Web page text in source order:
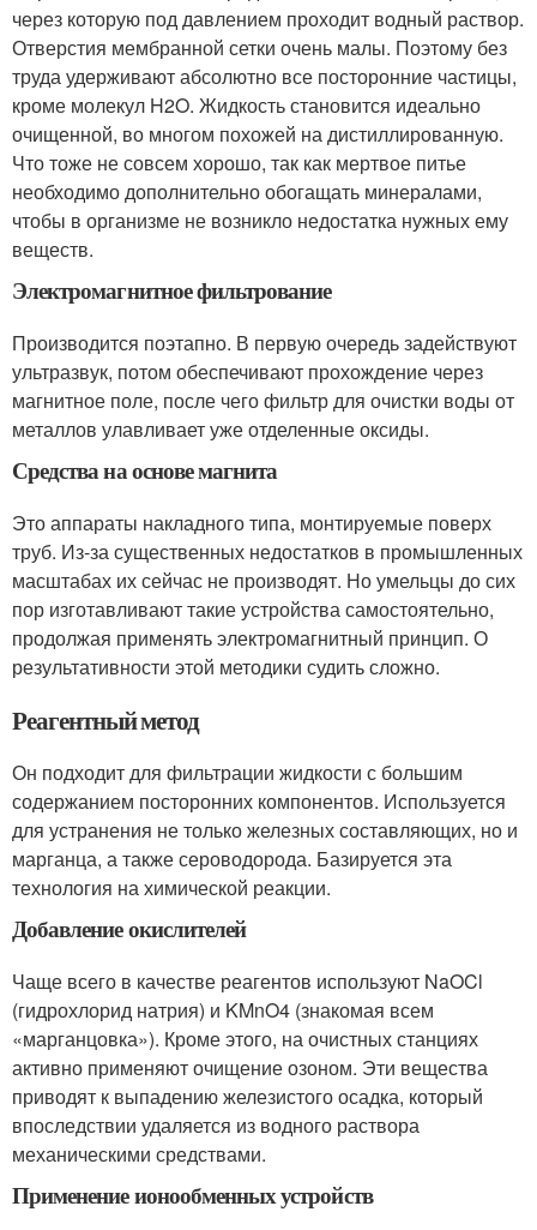
через которую под давлением проходит водный раствор.
Отверстия мембранной сетки очень малы. Поэтому без
труда удерживают абсолютно все посторонние частицы,
кроме молекул H2O. Жидкость становится идеально
очищенной, во многом похожей на дистиллированную.
Что тоже не совсем хорошо, так как мертвое питье
необходимо дополнительно обогащать минералами,
чтобы в организме не возникло недостатка нужных ему
веществ.
Электромагнитное фильтрование
Производится поэтапно. В первую очередь задействуют
ультразвук, потом обеспечивают прохождение через
магнитное поле, после чего фильтр для очистки воды от
металлов улавливает уже отделенные оксиды.
Средства на основе магнита
Это аппараты накладного типа, монтируемые поверх
труб. Из-за существенных недостатков в промышленных
масштабах их сейчас не производят. Но умельцы до сих
пор изготавливают такие устройства самостоятельно,
продолжая применять электромагнитный принцип. О
результативности этой методики судить сложно.
Реагентный метод
Он подходит для фильтрации жидкости с большим
содержанием посторонних компонентов. Используется
для устранения не только железных составляющих, но и
марганца, а также сероводорода. Базируется эта
технология на химической реакции.
Добавление окислителей
Чаще всего в качестве реагентов используют NaOCl
(гидрохлорид натрия) и KMnO4 (знакомая всем
«марганцовка»). Кроме этого, на очистных станциях
активно применяют очищение озоном. Эти вещества
приводят к выпадению железистого осадка, который
впоследствии удаляется из водного раствора
механическими средствами.
Применение ионообменных устройств